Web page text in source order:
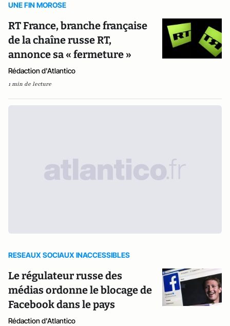
UNE FIN MOROSE
RT France, branche française
de la chaîne russe RT,
annonce sa « fermeture »
Rédaction d'Atlantico
1 min de lecture
RESEAUX SOCIAUX INACCESSIBLES
Le régulateur russe des
médias ordonne le blocage de
Facebook dans le pays
Rédaction d'Atlantico